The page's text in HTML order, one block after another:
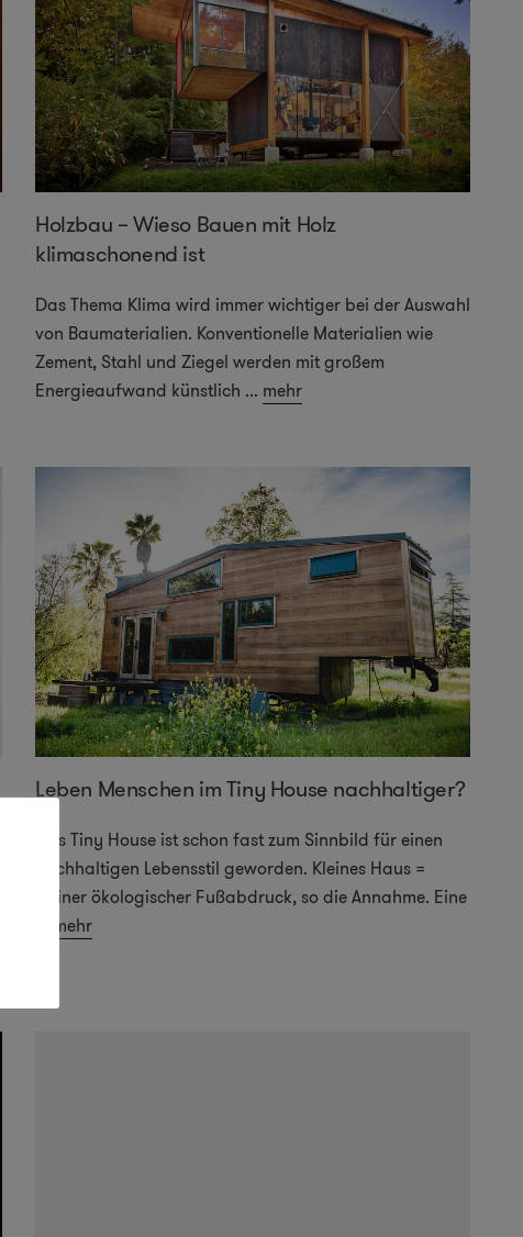
Holzbau – Wieso Bauen mit Holz
klimaschonend ist
Das Thema Klima wird immer wichtiger bei der Auswahl
von Baumaterialien. Konventionelle Materialien wie
Zement, Stahl und Ziegel werden mit großem
Energieaufwand künstlich ... mehr
Leben Menschen im Tiny House nachhaltiger?
Das Tiny House ist schon fast zum Sinnbild für einen
nachhaltigen Lebensstil geworden. Kleines Haus =
kleiner ökologischer Fußabdruck, so die Annahme. Eine
mehr